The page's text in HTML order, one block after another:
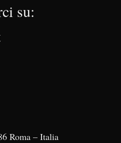
su:
Roma – Italia